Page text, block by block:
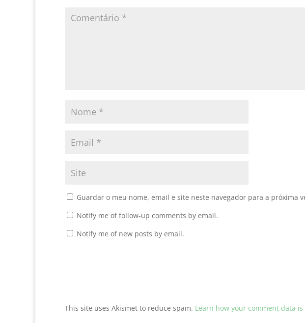
Guardar o meu nome, email e site neste navegador para a próxima
Notify me of follow-up comments by email.
Notify me of new posts by email.
This site uses Akismet to reduce spam. Learn how your comment data is